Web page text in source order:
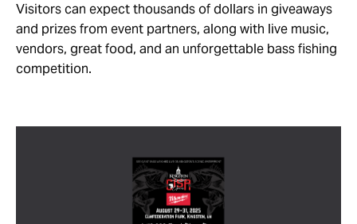
Visitors can expect thousands of dollars in giveaways
and prizes from event partners, along with live music,
vendors, great food, and an unforgettable bass fishing
competition.